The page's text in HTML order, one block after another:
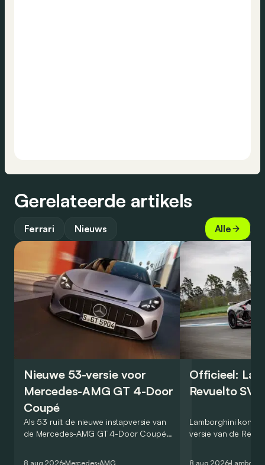
Gerelateerde artikels
Ferrari Nieuws Alle
Nieuwe 53-versie voor
Mercedes-AMG GT 4-Door
Coupé
Als 53 ruilt de nieuwe instapversie van
de Mercedes-AMG GT 4-Door Coupé
8 aug 2026 Mercedes AMG
Officieel:
Revuelto SV
Lamborghini
versie van de
8 aug 2026